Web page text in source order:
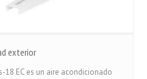
exterior
18 EC es un aire acondicionado